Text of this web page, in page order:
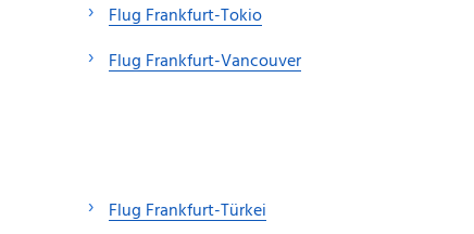
Flug Frankfurt-Tokio
Flug Frankfurt-Vancouver
Flug Frankfurt-Türkei